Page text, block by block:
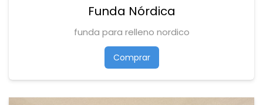
Funda Nórdica
funda para relleno nordico
Comprar